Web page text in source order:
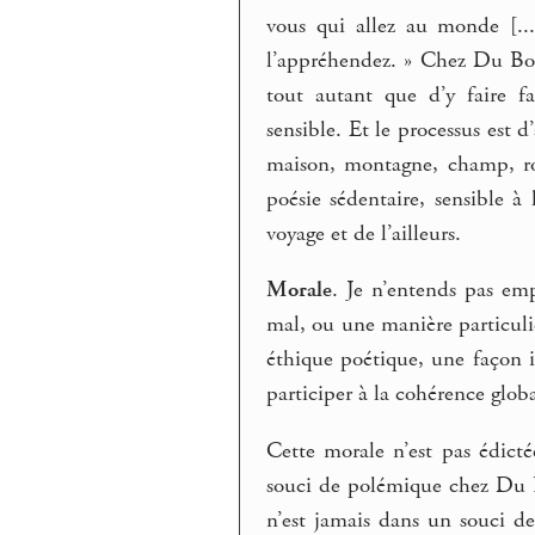
vous qui allez au monde
l’appréhendez. » Chez Du
tout autant que d’y faire
sensible. Et le processus est
maison, montagne, champ,
poésie sédentaire, sensible
voyage et de l’ailleurs.
Morale. Je n’entends pas
mal, ou une manière
éthique poétique, une façon
participer à la cohérence
Cette morale n’est pas
souci de polémique chez
n’est jamais dans un souci